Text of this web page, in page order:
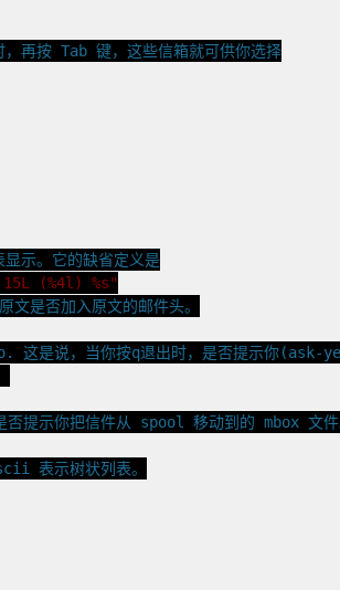
再按 Tab 键，这些信箱就可供你选择
示。它的缺省定义是
(%4l) %s"
是否加入原文的邮件头。
是说，当你按q退出时，是否提示你(ask-
否提示你把信件从 spool 移动到的 mbox 文
表示树状列表。